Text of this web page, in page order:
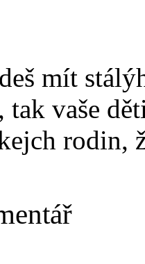
mít
tak vaše
rodin,